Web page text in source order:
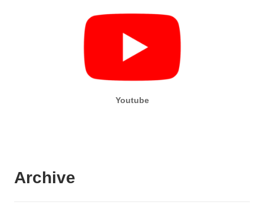
Youtube
Archive